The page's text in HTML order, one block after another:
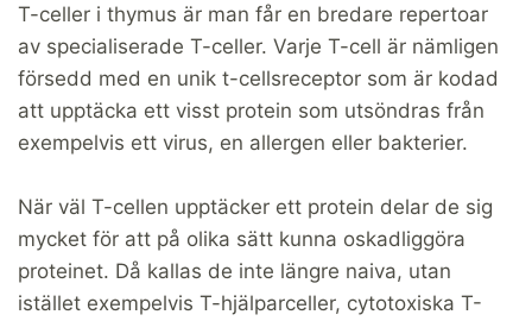
T-celler i thymus är man får en bredare repertoar
av specialiserade T-celler. Varje T-cell är nämligen
försedd med en unik t-cellsreceptor som är kodad
att upptäcka ett visst protein som utsöndras från
exempelvis ett virus, en allergen eller bakterier.
När väl T-cellen upptäcker ett protein delar de sig
mycket för att på olika sätt kunna oskadliggöra
proteinet. Då kallas de inte längre naiva, utan
istället exempelvis T-hjälparceller, cytotoxiska T-